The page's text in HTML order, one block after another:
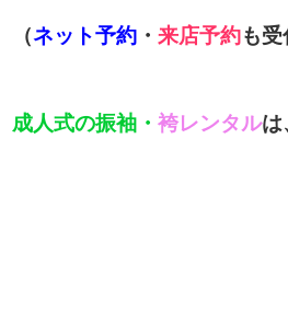
（ネット予約 ・来店予約も受
成人式の振袖・袴レンタルは